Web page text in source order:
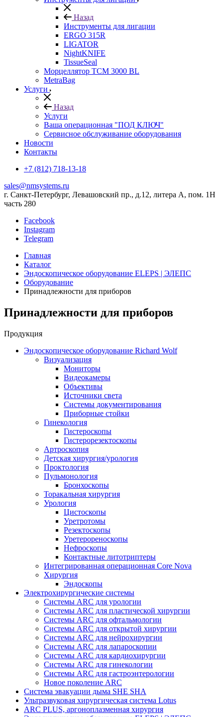
Назад
Инструменты для лигации
ERGO 315R
LIGATOR
NightKNIFE
TissueSeal
Морцеллятор ТСМ 3000 BL
MetraBag
Услуги
Назад
Услуги
Ваша операционная "ПОД КЛЮЧ"
Сервисное обслуживание оборудования
Новости
Контакты
+7 (812) 718-13-18
sales@nmsystems.ru
г. Санкт-Петербург, Левашовский пр., д.12, литера А, пом. 1Н
часть 280
Facebook
Instagram
Telegram
Главная
Каталог
Эндоскопическое оборудование ELEPS | ЭЛЕПС
Оборудование
Принадлежности для приборов
Принадлежности для приборов
Продукция
Эндоскопическое оборудование Richard Wolf
Визуализация
Мониторы
Видеокамеры
Объективы
Источники света
Системы документирования
Приборные стойки
Гинекология
Гистероскопы
Гистерорезектоскопы
Артроскопия
Детская хирургия/урология
Проктология
Пульмонология
Бронхоскопы
Торакальная хирургия
Урология
Цистоскопы
Уретротомы
Резектоскопы
Уретерореноскопы
Нефроскопы
Контактные литотриптеры
Интегрированная операционная Core Nova
Хирургия
Эндоскопы
Электрохирургические системы
Системы ARC для урологии
Системы ARC для пластической хирургии
Системы ARC для офтальмологии
Системы ARC для открытой хирургии
Системы ARC для нейрохирургии
Системы ARC для лапароскопии
Системы ARC для кардиохирургии
Системы ARC для гинекологии
Системы ARC для гастроэнтерологии
Новое поколение ARC
Система эвакуации дыма SHE SHA
Ультразвуковая хирургическая система Lotus
ARC PLUS, аргоноплазменная хирургия